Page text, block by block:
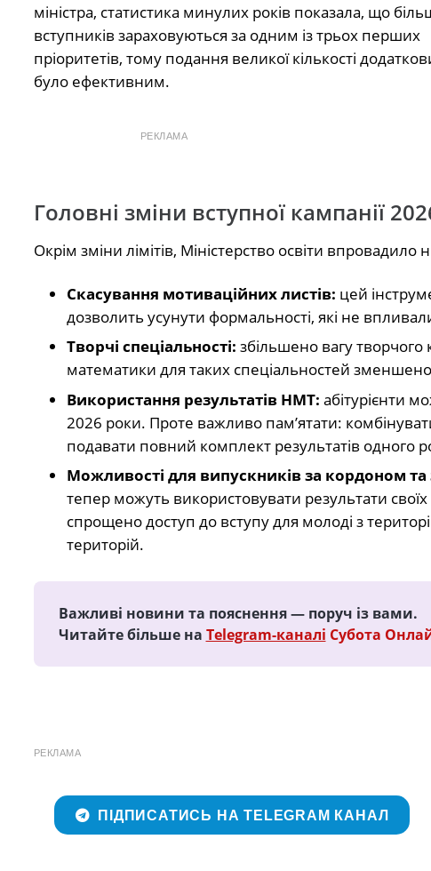
міністра, статистика минулих років показала, що
вступників зараховуються за одним із трьох перших
пріоритетів, тому подання великої кількості
було ефективним.
РЕКЛАМА
Головні зміни вступної кампанії
Окрім зміни лімітів, Міністерство освіти
Скасування мотиваційних листів: цей
дозволить усунути формальності, які не
Творчі спеціальності: збільшено вагу
математики для таких спеціальностей
Використання результатів НМТ: абітурієнти
2026 роки. Проте важливо пам’ятати:
подавати повний комплект результатів одного
Можливості для випускників за кордоном та
тепер можуть використовувати результати
спрощено доступ до вступу для молоді з
територій.
Важливі новини та пояснення — поруч із вами.
Читайте більше на Telegram-каналі Субота
РЕКЛАМА
ПІДПИСАТИСЬ НА TELEGRAM КАНАЛ